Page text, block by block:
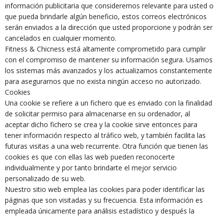
información publicitaria que consideremos relevante para usted o
que pueda brindarle algún beneficio, estos correos electrónicos
serán enviados a la dirección que usted proporcione y podrán ser
cancelados en cualquier momento.
Fitness & Chicness está altamente comprometido para cumplir
con el compromiso de mantener su información segura. Usamos
los sistemas más avanzados y los actualizamos constantemente
para asegurarnos que no exista ningún acceso no autorizado.
Cookies
Una cookie se refiere a un fichero que es enviado con la finalidad
de solicitar permiso para almacenarse en su ordenador, al
aceptar dicho fichero se crea y la cookie sirve entonces para
tener información respecto al tráfico web, y también facilita las
futuras visitas a una web recurrente. Otra función que tienen las
cookies es que con ellas las web pueden reconocerte
individualmente y por tanto brindarte el mejor servicio
personalizado de su web.
Nuestro sitio web emplea las cookies para poder identificar las
páginas que son visitadas y su frecuencia. Esta información es
empleada únicamente para análisis estadístico y después la